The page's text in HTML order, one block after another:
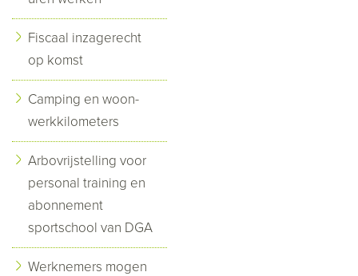
Fiscaal inzagerecht
op komst
Camping en woon-
werkkilometers
Arbovrijstelling voor
personal training en
abonnement
sportschool van DGA
Werknemers mogen